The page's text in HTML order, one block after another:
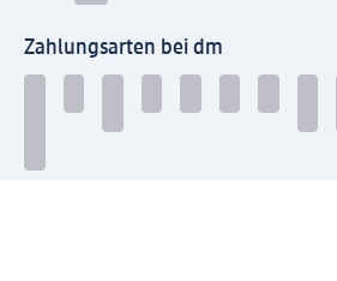
Zahlungsarten bei dm